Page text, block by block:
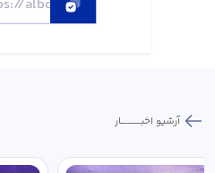
آرشیو اخبـــــــــــار